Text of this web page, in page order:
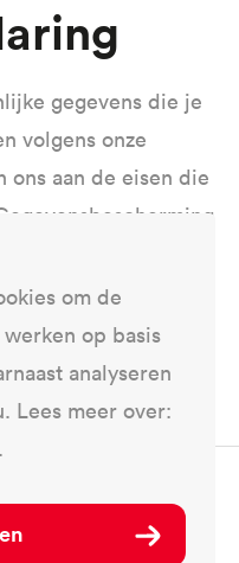
gegevens die je
volgens onze
ons aan de eisen die
om de
op basis
analyseren
Lees meer over:
.